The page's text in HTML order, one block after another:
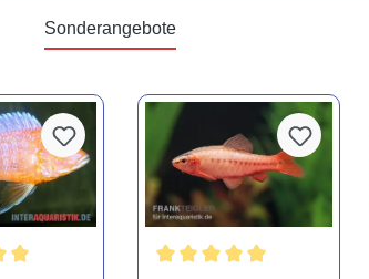
Sonderangebote